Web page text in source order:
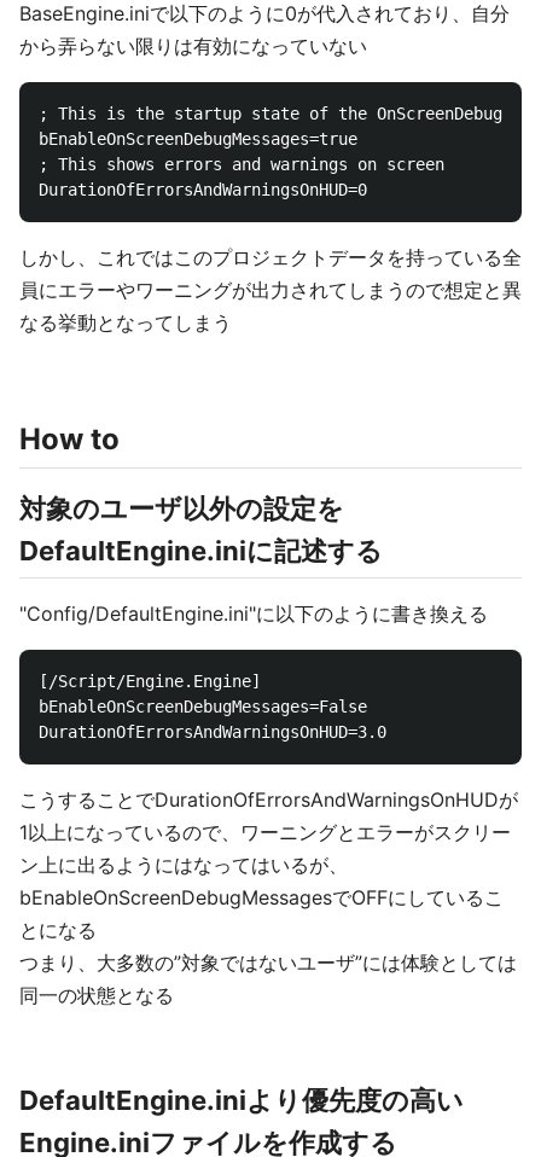
BaseEngine.iniで以下のように0が代入されており、自分
から弄らない限りは有効になっていない
; This is the startup state of the
bEnableOnScreenDebugMessages=true
; This shows errors and warnings on screen
しかし、これではこのプロジェクトデータを持っている全
員にエラーやワーニングが出力されてしまうので想定と異
なる挙動となってしまう
How to
対象のユーザ以外の設定を
DefaultEngine.iniに記述する
"Config/DefaultEngine.ini"に以下のように書き換える
[/Script/Engine.Engine]
bEnableOnScreenDebugMessages=False
こうすることでDurationOfErrorsAndWarningsOnHUDが
1以上になっているので、ワーニングとエラーがスクリー
ン上に出るようにはなってはいるが、
bEnableOnScreenDebugMessagesでOFFにしているこ
とになる
つまり、大多数の”対象ではないユーザ”には体験としては
同一の状態となる
DefaultEngine.iniより優先度の高い
Engine.iniファイルを作成する